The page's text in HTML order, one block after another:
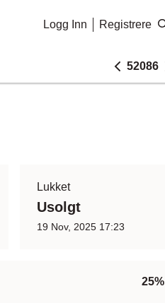
Logg Inn Registrere
52086
Lukket
Usolgt
19 Nov, 2025 17:23
25%